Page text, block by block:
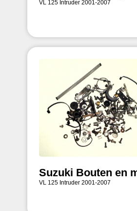
VL 125 Intruder 2001-2007
Suzuki Bouten en
VL 125 Intruder 2001-2007